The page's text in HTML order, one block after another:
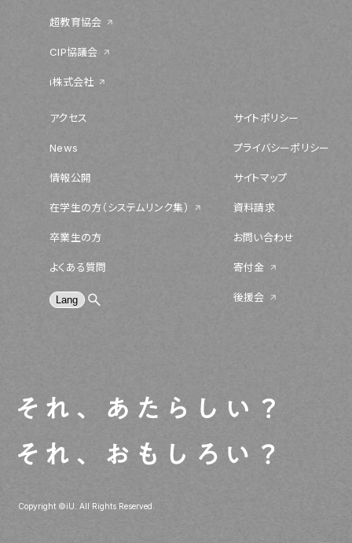
超教育協会
CIP協議会
i株式会社
アクセス
News
情報公開
在学生の方（システムリンク集）
卒業生の方
よくある質問
サイトポリシー
プライバシーポリシー
サイトマップ
資料請求
お問い合わせ
寄付金
後援会
Copyright ©iU. All Rights Reserved.